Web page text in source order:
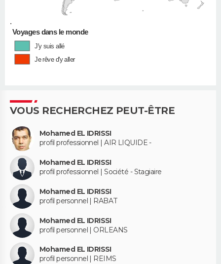
•
Voyages dans le monde
J'y suis allé
Je rêve d'y aller
VOUS RECHERCHEZ PEUT-ÊTRE
Mohamed EL IDRISSI
profil professionnel | AIR LIQUIDE -
Mohamed EL IDRISSI
profil professionnel | Société - Stagiaire
Mohamed EL IDRISSI
profil personnel | RABAT
Mohamed EL IDRISSI
profil personnel | ORLEANS
Mohamed EL IDRISSI
profil personnel | REIMS